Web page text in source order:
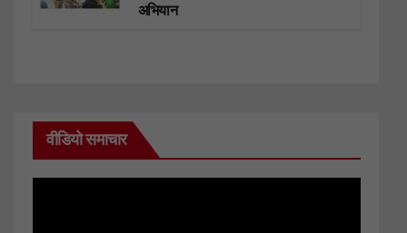
अभियान
वीडियो समाचार